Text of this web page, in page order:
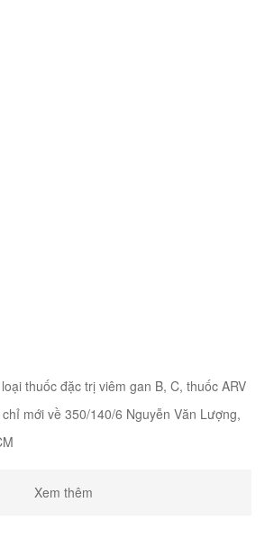
thuốc đặc trị viêm gan B, C, thuốc ARV
mới về 350/140/6 Nguyễn Văn Lượng,
Xem thêm